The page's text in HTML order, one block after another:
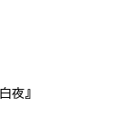
夜』